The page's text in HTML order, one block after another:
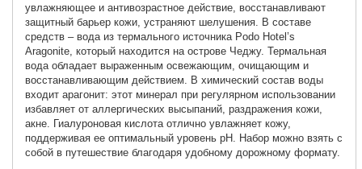
увлажняющее и антивозрастное действие, восстанавливают
защитный барьер кожи, устраняют шелушения. В составе
средств – вода из термального источника Podo Hotel’s
Aragonite, который находится на острове Чеджу. Термальная
вода обладает выраженным освежающим, очищающим и
восстанавливающим действием. В химический состав воды
входит арагонит: этот минерал при регулярном использовании
избавляет от аллергических высыпаний, раздражения кожи,
акне. Гиалуроновая кислота отлично увлажняет кожу,
поддерживая ее оптимальный уровень рН. Набор можно взять с
собой в путешествие благодаря удобному дорожному формату.